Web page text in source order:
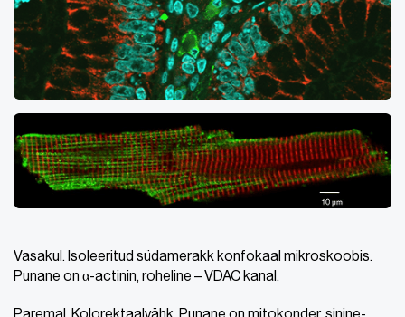
Vasakul. Isoleeritud südamerakk konfokaal mikroskoobis.
Punane on α-actinin, roheline – VDAC kanal.